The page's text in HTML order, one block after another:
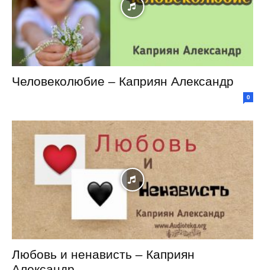
Человеколюбие – Каприян Александр
0
Любовь и ненависть – Каприян